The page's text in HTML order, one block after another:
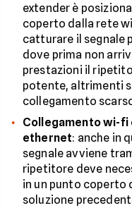
extender è
coperto dalla rete
catturare il segnale
dove prima non
prestazioni il
potente, altrimenti
collegamento
Collegamento wi-fi
ethernet: anche in
segnale avviene
ripetitore deve
in un punto coperto
soluzione